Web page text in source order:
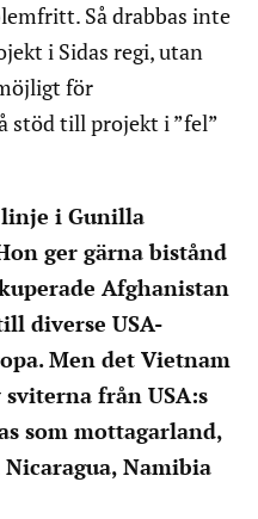
Så drabbas inte
i Sidas regi, utan
för
stöd till projekt i ”fel”
i Gunilla
ger gärna bistånd
Afghanistan
diverse USA-
Men det Vietnam
från USA:s
som mottagarland,
Namibia